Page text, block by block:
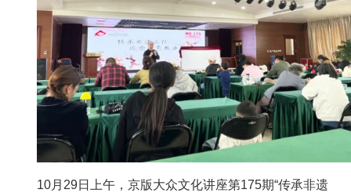
10月29日上午，京版大众文化讲座第175期“传承非遗